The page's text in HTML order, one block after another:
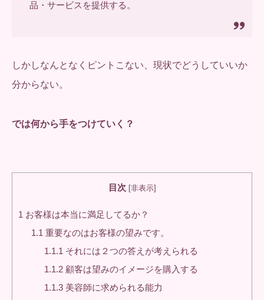
品・サービスを提供する。
しかしなんとなくピントこない、現状でどうしていいか
分からない。
では何から手をつけていく？
目次 [非表示]
1 お客様は本当に満足してるか？
1.1 重要なのはお客様の望みです。
1.1.1 それには２つの答えが考えられる
1.1.2 顧客は望みのイメージを購入する
1.1.3 美容師に求められる能力